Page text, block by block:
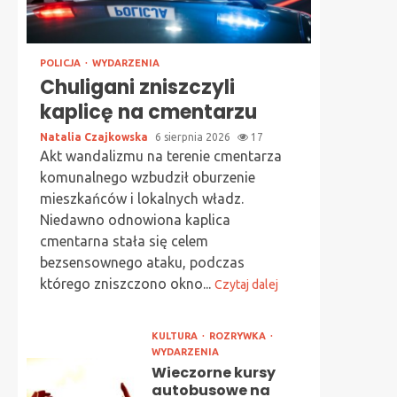
POLICJA WYDARZENIA
Chuligani zniszczyli
kaplicę na cmentarzu
Natalia Czajkowska 6 sierpnia 2026 17
Akt wandalizmu na terenie cmentarza
komunalnego wzbudził oburzenie
mieszkańców i lokalnych władz.
Niedawno odnowiona kaplica
cmentarna stała się celem
bezsensownego ataku, podczas
którego zniszczono okno... Czytaj dalej
KULTURA
ROZRYWKA
WYDARZENIA
Wieczorne kursy
autobusowe na